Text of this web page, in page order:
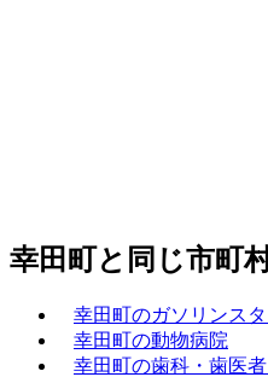
幸田町と同じ市町
幸田町のガソリンス
幸田町の動物病院
幸田町の歯科・歯医